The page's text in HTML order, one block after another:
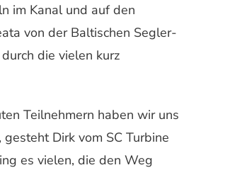
im Kanal und auf den
von der Baltischen Segler-
die vielen kurz
Teilnehmern haben wir uns
Dirk vom SC Turbine
es vielen, die den Weg